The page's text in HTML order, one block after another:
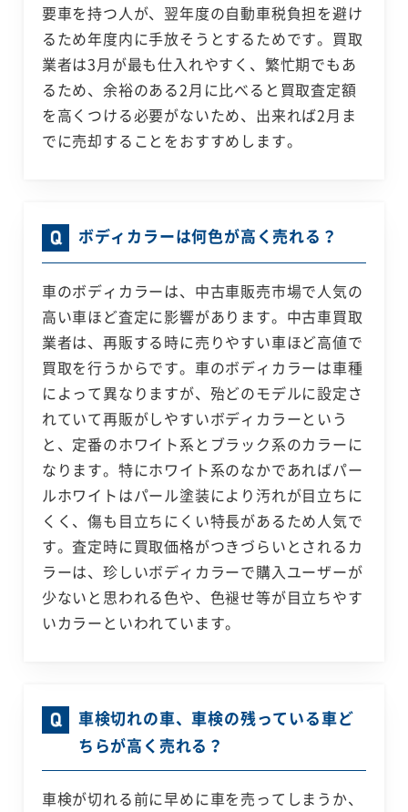
要車を持つ人が、翌年度の自動車税負担を避け
るため年度内に手放そうとするためです。買取
業者は3月が最も仕入れやすく、繁忙期でもあ
るため、余裕のある2月に比べると買取査定額
を高くつける必要がないため、出来れば2月ま
でに売却することをおすすめします。
ボディカラーは何色が高く売れる？
車のボディカラーは、中古車販売市場で人気の
高い車ほど査定に影響があります。中古車買取
業者は、再販する時に売りやすい車ほど高値で
買取を行うからです。車のボディカラーは車種
によって異なりますが、殆どのモデルに設定さ
れていて再販がしやすいボディカラーという
と、定番のホワイト系とブラック系のカラーに
なります。特にホワイト系のなかであればパー
ルホワイトはパール塗装により汚れが目立ちに
くく、傷も目立ちにくい特長があるため人気で
す。査定時に買取価格がつきづらいとされるカ
ラーは、珍しいボディカラーで購入ユーザーが
少ないと思われる色や、色褪せ等が目立ちやす
いカラーといわれています。
車検切れの車、車検の残っている車ど
ちらが高く売れる？
車検が切れる前に早めに車を売ってしまうか、